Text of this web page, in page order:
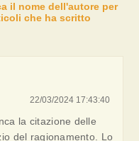
il nome dell'autore per
che ha scritto
22/03/2024 17:43:40
la citazione delle
del ragionamento. Lo